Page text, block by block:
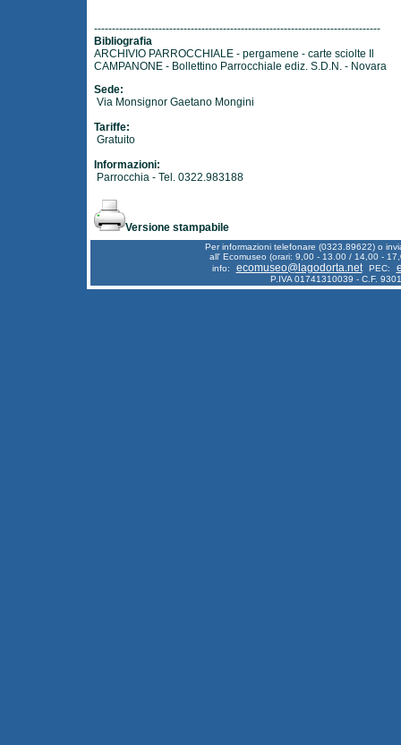
--------------------------------------------------------------------------------
Bibliografia
ARCHIVIO PARROCCHIALE - pergamene - carte sciolte Il
CAMPANONE - Bollettino Parrocchiale ediz. S.D.N. - Novara
Sede:
Via Monsignor Gaetano Mongini
Tariffe:
Gratuito
Informazioni:
Parrocchia - Tel. 0322.983188
Versione stampabile
Per informazioni telefonare (0323.89622) o
all' Ecomuseo (orari: 9,00 - 13.00 / 14,00 -
info:
ecomuseo@lagodorta.net PEC:
P.IVA 01741310039 - C.F.